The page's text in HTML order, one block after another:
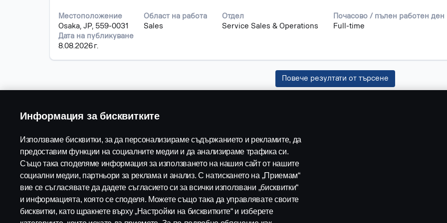
информацията
за
задание.
Местоположение
Osaka, JP, 559-0031
Област на работа
Sales
Отдел
Service Sales & Operations
Почасово / пълен работен ден
Full-time
Дата на публикуване
8.08.2026 г.
бутона
за
интервал,
за
прегледате
на
задание.
Повече резултати от търсене
Свободни позиции
Локации за кариера
Свържете се с нас
Правна информация
Декларация за
поверителност
Бисквитки
Информация за бисквитките
Използваме бисквитки, за да персонализираме съдържанието и рекламите, да
предоставим функции на социалните медии и да анализираме трафика си.
Също така споделяме информация за използването на нашия сайт от нашите
социални медии, партньори за реклама и анализ. С натискането на „Приемам“
вие се съгласявате да дадете съгласието си за всички използвани „бисквитки“
и информацията, която се споделя. Можете също така да управлявате своите
бисквитки, като щракнете върху „Настройки на бисквитките“ и изберете